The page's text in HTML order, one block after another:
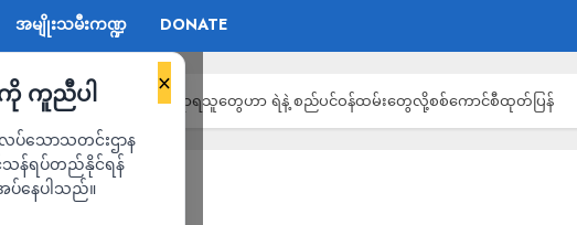
အမျိုးသမီးကဏ္ဍ DONATE
×
ကို ကူညီပါ
သောသတင်းဌာန
သန်ရပ်တည်နိုင်ရန်
နေပါသည်။
းမ ဗုံးပေါက်ကွဲမှု ထိခိုက်ဒဏ်ရာရသူတွေဟာ ရဲနဲ့ စည်ပင်ဝန်ထမ်းတွေလို့စစ်ကောင်စီထုတ်ပြန်